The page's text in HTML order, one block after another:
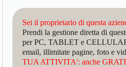
Sei il proprietario di questa
Prendi la gestione diretta di
per PC, TABLET e
email, illimitate pagine, foto e
TUA ATTIVITA': anche